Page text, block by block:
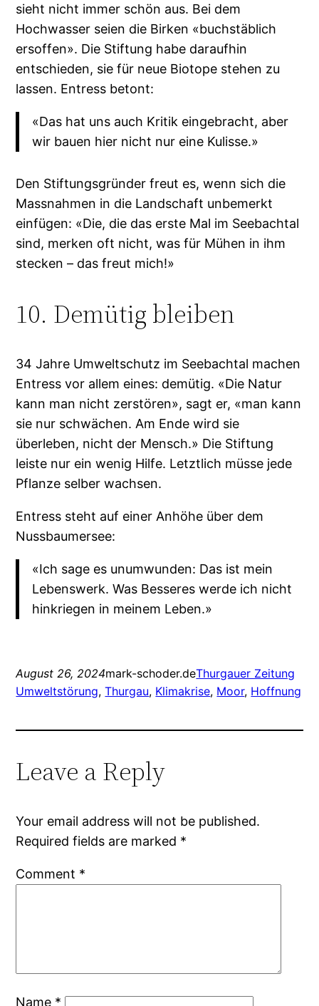
sieht nicht immer schön aus. Bei dem
Hochwasser seien die Birken «buchstäblich
ersoffen». Die Stiftung habe daraufhin
entschieden, sie für neue Biotope stehen zu
lassen. Entress betont:
«Das hat uns auch Kritik eingebracht, aber
wir bauen hier nicht nur eine Kulisse.»
Den Stiftungsgründer freut es, wenn sich die
Massnahmen in die Landschaft unbemerkt
einfügen: «Die, die das erste Mal im Seebachtal
sind, merken oft nicht, was für Mühen in ihm
stecken – das freut mich!»
10. Demütig bleiben
34 Jahre Umweltschutz im Seebachtal machen
Entress vor allem eines: demütig. «Die Natur
kann man nicht zerstören», sagt er, «man kann
sie nur schwächen. Am Ende wird sie
überleben, nicht der Mensch.» Die Stiftung
leiste nur ein wenig Hilfe. Letztlich müsse jede
Pflanze selber wachsen.
Entress steht auf einer Anhöhe über dem
Nussbaumersee:
«Ich sage es unumwunden: Das ist mein
Lebenswerk. Was Besseres werde ich nicht
hinkriegen in meinem Leben.»
August 26, 2024mark-schoder.deThurgauer Zeitung
Umweltstörung, Thurgau, Klimakrise, Moor, Hoffnung
Leave a Reply
Your email address will not be published.
Required fields are marked *
Comment *
Name *